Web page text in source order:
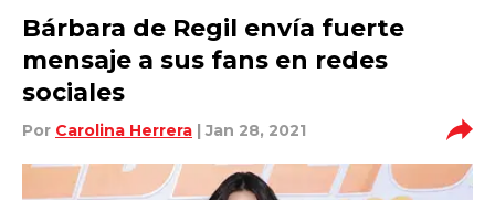
Bárbara de Regil envía fuerte
mensaje a sus fans en redes
sociales
Por Carolina Herrera | Jan 28, 2021